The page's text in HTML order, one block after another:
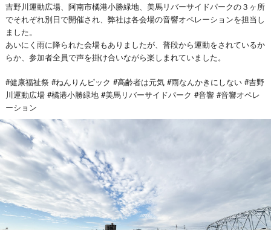
吉野川運動広場、阿南市橘港小勝緑地、美馬リバーサイドパークの３ヶ所
でそれぞれ別日で開催され、弊社は各会場の音響オペレーションを担当し
ました。
あいにく雨に降られた会場もありましたが、普段から運動をされているか
らか、参加者全員で声を掛け合いながら楽しまれていました。
#健康福祉祭 #ねんりんピック #高齢者は元気 #雨なんかきにしない #吉野
川運動広場 #橘港小勝緑地 #美馬リバーサイドパーク #音響 #音響オペレ
ーション